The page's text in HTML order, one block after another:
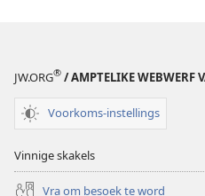
JW.ORG® / AMPTELIKE WEBWERF
Voorkoms-instellings
Vinnige skakels
Vra om besoek te word